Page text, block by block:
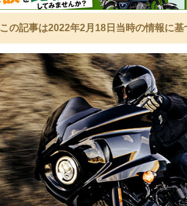
この記事は2022年2月18日当時の情報に基